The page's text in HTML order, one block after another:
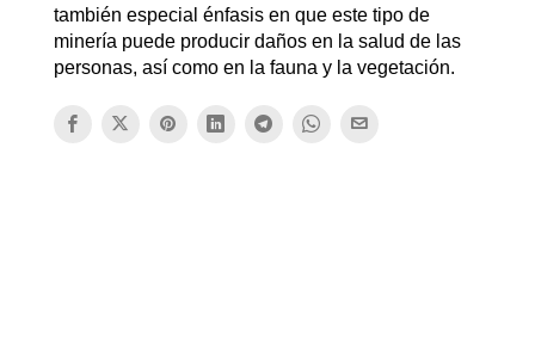
también especial énfasis en que este tipo de
minería puede producir daños en la salud de las
personas, así como en la fauna y la vegetación.